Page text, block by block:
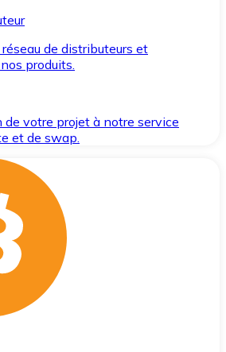
de distributeurs et
produits.
votre projet à notre service
et de swap.